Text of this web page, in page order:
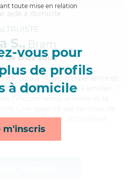
toute mise en relation
vous pour
de profils
à domicile
m'inscris
S., Bram
de chez Vous
Lina a 14 ans d'expérience et
De Vie aux Familles
loisirs, activités et
livraison*